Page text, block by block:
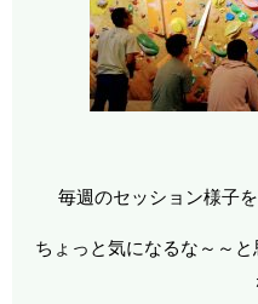
毎週のセッション様子
ちょっと気になるな～～